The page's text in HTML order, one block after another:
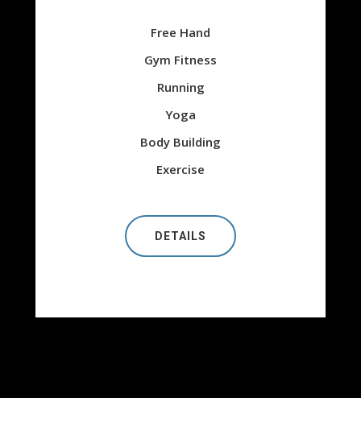
Free Hand
Gym Fitness
Running
Yoga
Body Building
Exercise
DETAILS